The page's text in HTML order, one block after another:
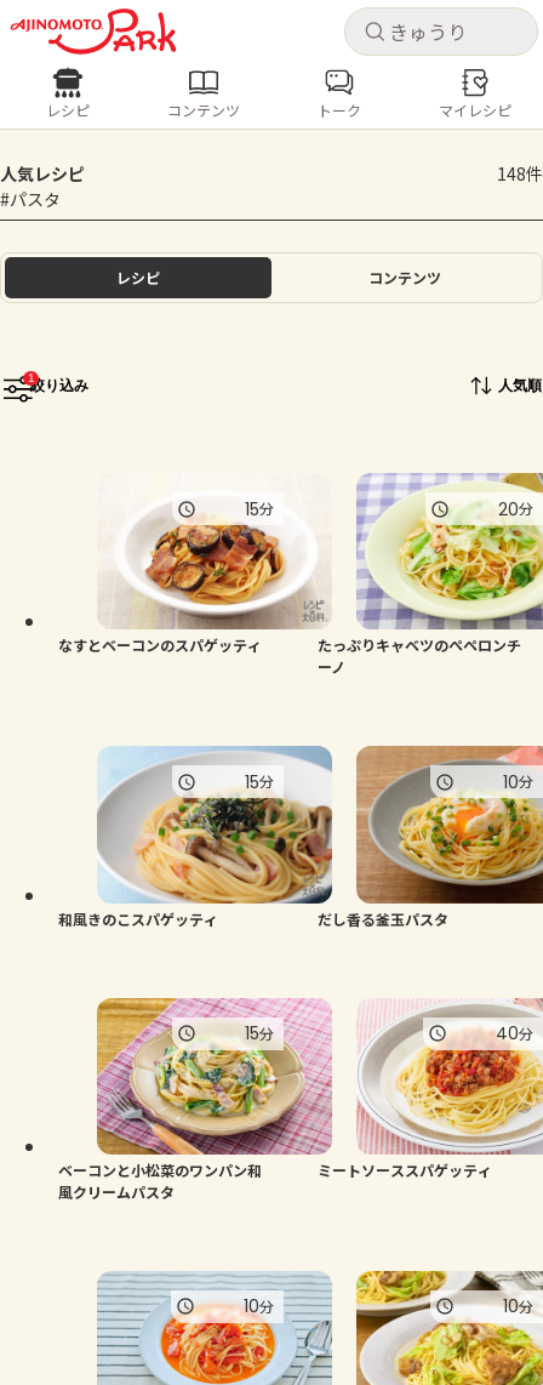
キャ
ログインするとレシピを保存できます
ホーム
よくあるお問い合わせ
お買い物
キャ
レシピ コンテンツ
人気の食材・レシピ
きゅうり とうもろこし
レシピ コンテンツ トーク マイレシピ
人気レシピ
148件
#パスタ
レシピ コンテンツ
1絞り込み 人気順
なすとベーコンのスパゲッティ
15分
たっぷりキャベツのぺペロンチ
ーノ
20分
和風きのこスパゲッティ
15分
だし香る釜玉パスタ
10分
ベーコンと小松菜のワンパン和
風クリームパスタ
15分
ミートソーススパゲッティ
40分
10分 10分